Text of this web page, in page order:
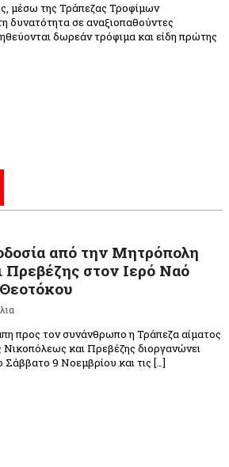
μέσω της Τράπεζας Τροφίμων
δυνατότητα σε αναξιοπαθούντες
δωρεάν τρόφιμα και είδη πρώτης
από την Μητρόπολη
στον Ιερό Ναό
προς τον συνάνθρωπο η Τράπεζα αίματος
και Πρεβέζης διοργανώνει
Σάββατο 9 Νοεμβρίου και τις […]